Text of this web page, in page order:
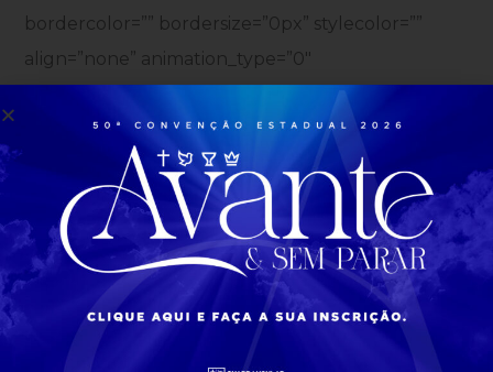
bordercolor=”” bordersize=”0px” stylecolor=””
align=”none” animation_type=”0″
animation_speed=”0.1″][/imageframe]
Entre os preletores, recebemos os pastores
Leandro Genaro, Stefano Aguiar, Joel Villon,
Auzeni Remigio e Gonçalvez Filho. Muitos
momentos de palavra de sabedoria também
foram ministrados com os pastores Clayton
Miranda, Pablo Silva, Aline Dias entre outros. Na